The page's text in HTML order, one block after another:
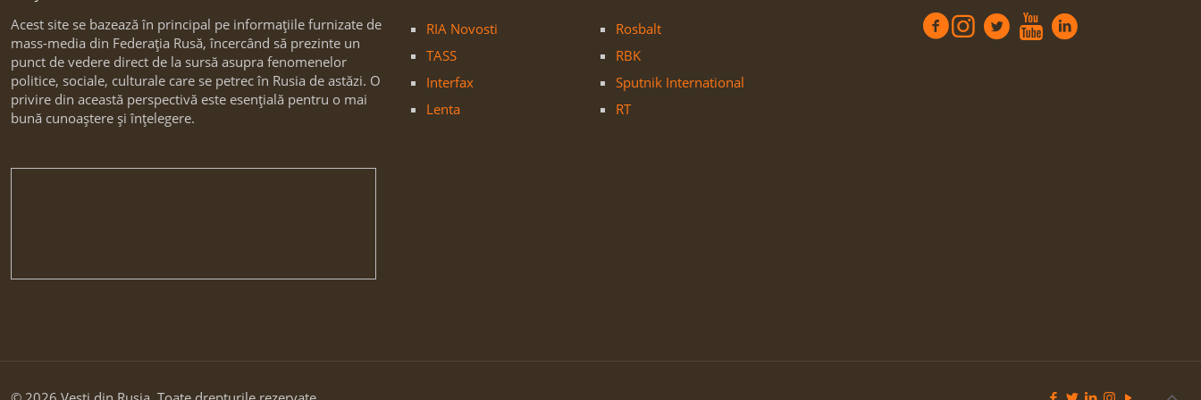
Acest site se bazează în principal pe informațiile furnizate de
mass-media din Federația Rusă, încercând să prezinte un
punct de vedere direct de la sursă asupra fenomenelor
politice, sociale, culturale care se petrec în Rusia de astăzi. O
privire din această perspectivă este esențială pentru o mai
bună cunoaștere și înțelegere.
RIA Novosti
TASS
Interfax
Lenta
Rosbalt
RBK
Sputnik International
RT